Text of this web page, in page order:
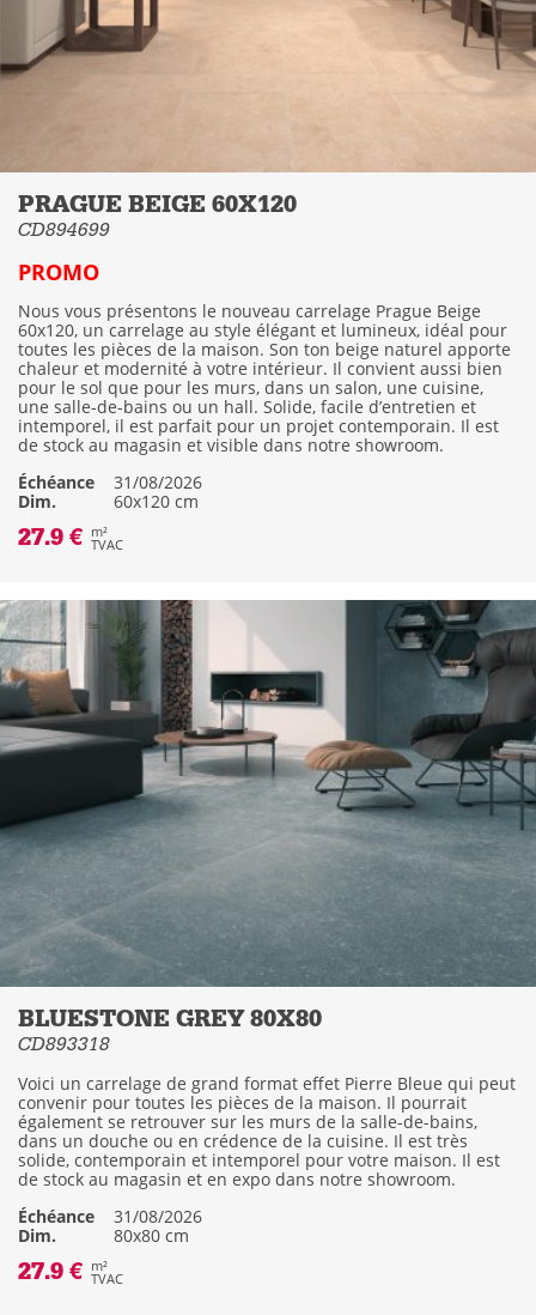
PRAGUE BEIGE 60X120
CD894699
PROMO
Nous vous présentons le nouveau carrelage Prague Beige
60x120, un carrelage au style élégant et lumineux, idéal pour
toutes les pièces de la maison. Son ton beige naturel apporte
chaleur et modernité à votre intérieur. Il convient aussi bien
pour le sol que pour les murs, dans un salon, une cuisine,
une salle-de-bains ou un hall. Solide, facile d’entretien et
intemporel, il est parfait pour un projet contemporain. Il est
de stock au magasin et visible dans notre showroom.
Échéance
31/08/2026
Dim.
60x120 cm
27.9 € m²
TVAC
BLUESTONE GREY 80X80
CD893318
Voici un carrelage de grand format effet Pierre Bleue qui peut
convenir pour toutes les pièces de la maison. Il pourrait
également se retrouver sur les murs de la salle-de-bains,
dans un douche ou en crédence de la cuisine. Il est très
solide, contemporain et intemporel pour votre maison. Il est
de stock au magasin et en expo dans notre showroom.
Échéance
31/08/2026
Dim.
80x80 cm
27.9 € m²
TVAC